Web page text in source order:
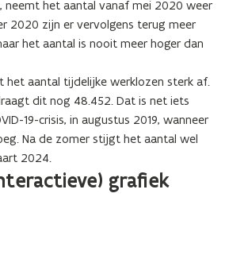
neemt het aantal vanaf mei 2020 weer
2020 zijn er vervolgens terug meer
het aantal is nooit meer hoger dan
het aantal tijdelijke werklozen sterk af.
dit nog 48.452. Dat is net iets
19-crisis, in augustus 2019, wanneer
Na de zomer stijgt het aantal wel
2024.
grafiek